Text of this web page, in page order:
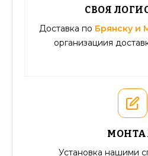
СВОЯ
Доставка по Брянску и
организациия
Установка нашими